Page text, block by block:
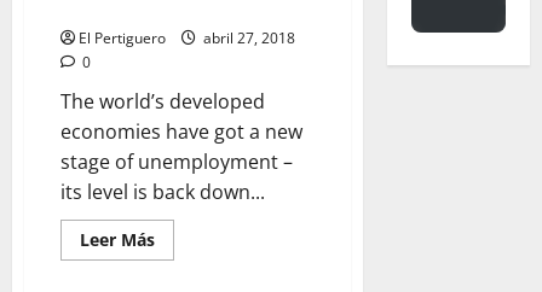
El Pertiguero
abril 27, 2018
0
The world’s developed
economies have got a new
stage of unemployment –
its level is back down...
Leer MásLeer
más